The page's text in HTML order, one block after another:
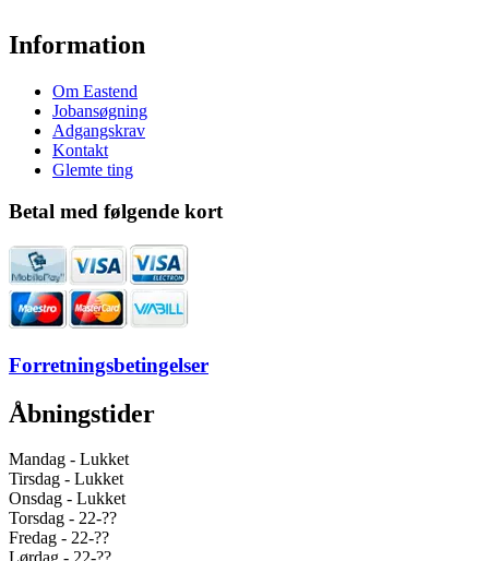
Information
Om Eastend
Jobansøgning
Adgangskrav
Kontakt
Glemte ting
Betal med følgende kort
Forretningsbetingelser
Åbningstider
Mandag - Lukket
Tirsdag - Lukket
Onsdag - Lukket
Torsdag - 22-??
Fredag - 22-??